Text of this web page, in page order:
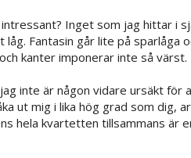
Inget som jag hittar i
Fantasin går lite på sparlåga
kanter imponerar inte så värst.
inte är någon vidare ursäkt för
ut mig i lika hög grad som dig,
hela kvartetten tillsammans är